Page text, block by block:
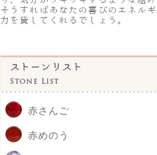
ストーンリスト
Stone List
赤さんご
赤めのう
そうすればあなたの喜びのエネル
力を貸してくれるでしょう。